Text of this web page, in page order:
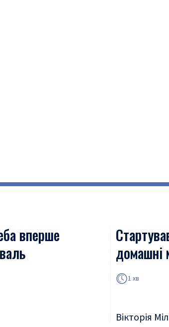
вперше
домашні
1 хв
Вікторія